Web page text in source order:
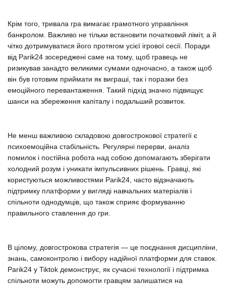
Крім того, тривала гра вимагає грамотного управління
банкролом. Важливо не тільки встановити початковий ліміт, а й
чітко дотримуватися його протягом усієї ігрової сесії. Поради
від Parik24 зосереджені саме на тому, щоб гравець не
ризикував занадто великими сумами одночасно, а також щоб
він був готовим приймати як виграші, так і поразки без
емоційного перевантаження. Такий підхід значно підвищує
шанси на збереження капіталу і подальший розвиток.
Не менш важливою складовою довгострокової стратегії є
психоемоційна стабільність. Регулярні перерви, аналіз
помилок і постійна робота над собою допомагають зберігати
холодний розум і уникати імпульсивних рішень. Гравці, які
користуються можливостями Parik24, часто відзначають
підтримку платформи у вигляді навчальних матеріалів і
спільноти однодумців, що також сприяє формуванню
правильного ставлення до гри.
В цілому, довгострокова стратегія — це поєднання дисципліни,
знань, самоконтролю і вибору надійної платформи для ставок.
Parik24 у Tiktok демонструє, як сучасні технології і підтримка
спільноти можуть допомогти гравцям залишатися на